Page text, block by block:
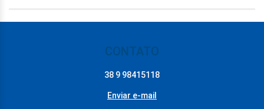
CONTATO
38 9 98415118
Enviar e-mail